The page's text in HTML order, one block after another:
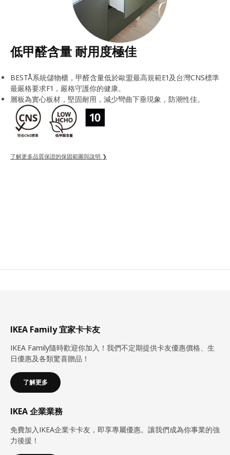
低甲醛含量 耐用度極佳
BESTÅ系統儲物櫃，甲醛含量低於歐盟最高規範E1及台灣CNS標準
最嚴格要求F1，嚴格守護你的健康。
層板為實心板材，堅固耐用，減少彎曲下垂現象，防潮性佳。
了解更多品質保證的保固範圍與說明 ❯
IKEA Family 宜家卡卡友
IKEA Family隨時歡迎你加入！我們不定期提供卡友優惠價格、生
日優惠及各類驚喜贈品！
了解更多
IKEA 企業業務
免費加入IKEA企業卡卡友，即享專屬優惠。讓我們成為你事業的強
力後援！